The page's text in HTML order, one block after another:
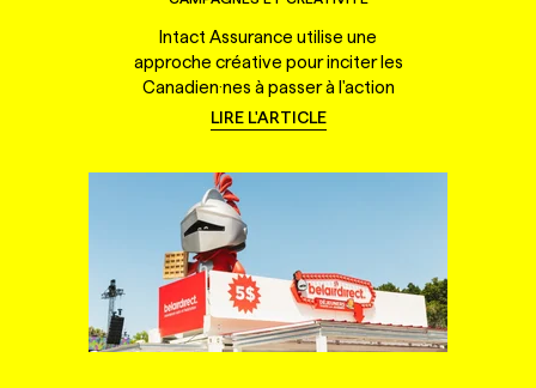
Intact Assurance utilise une
approche créative pour inciter les
Canadien·nes à passer à l'action
LIRE L'ARTICLE